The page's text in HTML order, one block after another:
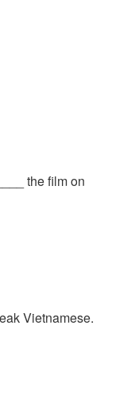
the film on
Vietnamese.